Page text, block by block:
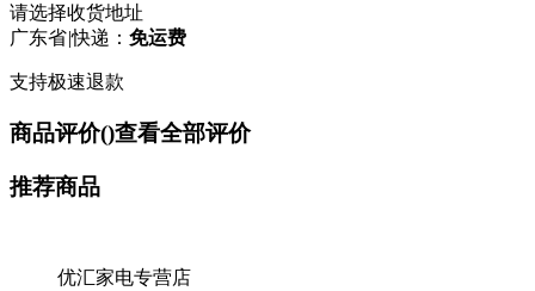
请选择收货地址
广东省|快递： 免运费
支持极速退款
商品评价()查看全部评价
推荐商品
优汇家电专营店